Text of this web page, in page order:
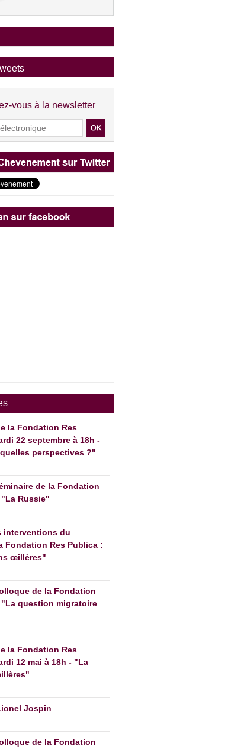
vous à la newsletter
la Fondation Res
22 septembre à 18h -
perspectives ?"
de la Fondation
Russie"
interventions du
Fondation Res Publica :
œillères"
de la Fondation
"La question migratoire
la Fondation Res
12 mai à 18h - "La
Jospin
de la Fondation